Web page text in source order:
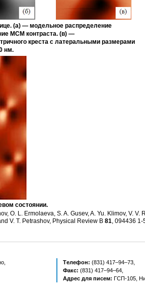
(а) — модельное распределение
МСМ контраста. (в) —
креста с латеральными размерами
нм.
состоянии.
O. L. Ermolaeva, S. A. Gusev, A. Yu. Klimov, V. V.
V. T. Petrashov, Physical Review B81, 094436 1-
Tелефон: (831) 417–94–73,
Факс: (831) 417–94–64,
Адрес для писем: ГСП-105,